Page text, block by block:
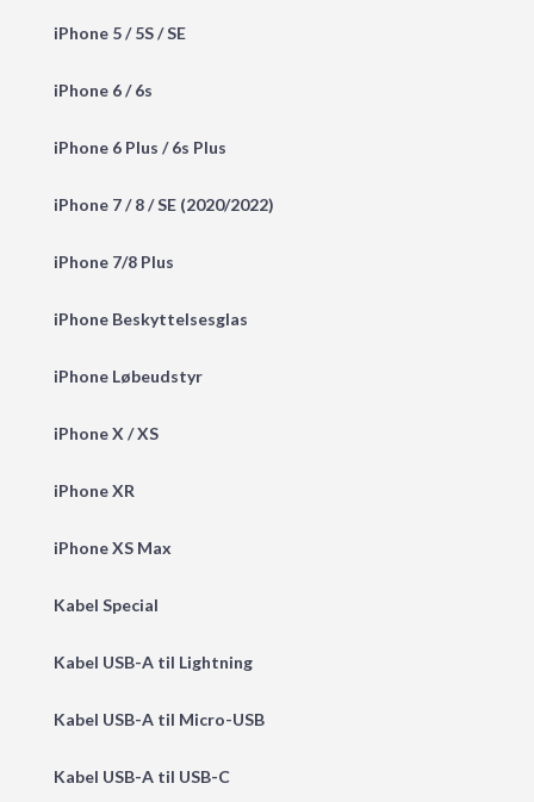
iPhone 5 / 5S / SE
iPhone 6 / 6s
iPhone 6 Plus / 6s Plus
iPhone 7 / 8 / SE (2020/2022)
iPhone 7/8 Plus
iPhone Beskyttelsesglas
iPhone Løbeudstyr
iPhone X / XS
iPhone XR
iPhone XS Max
Kabel Special
Kabel USB-A til Lightning
Kabel USB-A til Micro-USB
Kabel USB-A til USB-C